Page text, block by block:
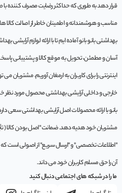
قرار دهد به طوری که حداکثر رضایت مصرف کننده
مناسب و هوشمندانه و اطمینان خاطر از اصالت کالا
بهداشتی بانو بانو آماده ایم تا با ارائه لوازم
آسان و مطمئن، تحویل به موقع کالا و پشتیبانی
اینترنتی را برای کاربران به ارمغان آوریم. مشتريان
خارجی و داخلی آرایشی بهداشتی محصول مورد نظر
بانو با ارائه محصولات اصل آرایشی بهداشتی سعی
مشتریان خود هدیه دهد. ضمانت "اصل بودن کالا (
"اطلاعات تخصصی" و "ارسال سریع" از اصولی است که
آن را حق مسلم کاربران خود می داند.
ما را در شبکه های اجتماعی دنبال کنید